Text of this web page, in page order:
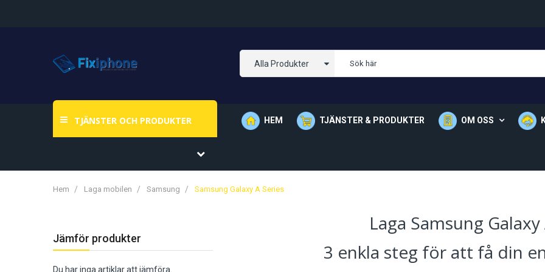
Alla Produkter
TJÄNSTER OCH PRODUKTER HEM TJÄNSTER & PRODUKTER OM OSS
Hem Laga mobilen Samsung Samsung Galaxy A Series
Jämför produkter
Du har inga artiklar att jämföra.
Laga Samsung
3 enkla steg för att få din